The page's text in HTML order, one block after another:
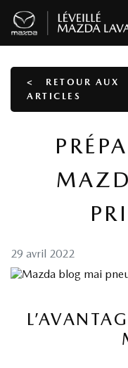
<
RETOUR AUX
ARTICLES
29 avril 2022